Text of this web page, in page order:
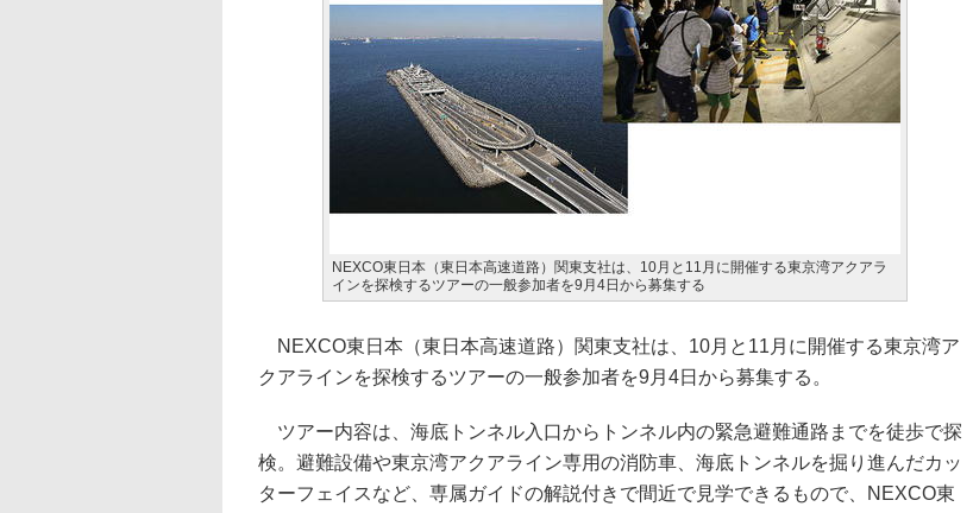
NEXCO東日本（東日本高速道路）関東支社は、10月と11月に開催する東京湾アクアラ
インを探検するツアーの一般参加者を9月4日から募集する
NEXCO東日本（東日本高速道路）関東支社は、10月と11月に開催する東京湾ア
クアラインを探検するツアーの一般参加者を9月4日から募集する。
ツアー内容は、海底トンネル入口からトンネル内の緊急避難通路までを徒歩で探
検。避難設備や東京湾アクアライン専用の消防車、海底トンネルを掘り進んだカッ
ターフェイスなど、専属ガイドの解説付きで間近で見学できるもので、NEXCO東